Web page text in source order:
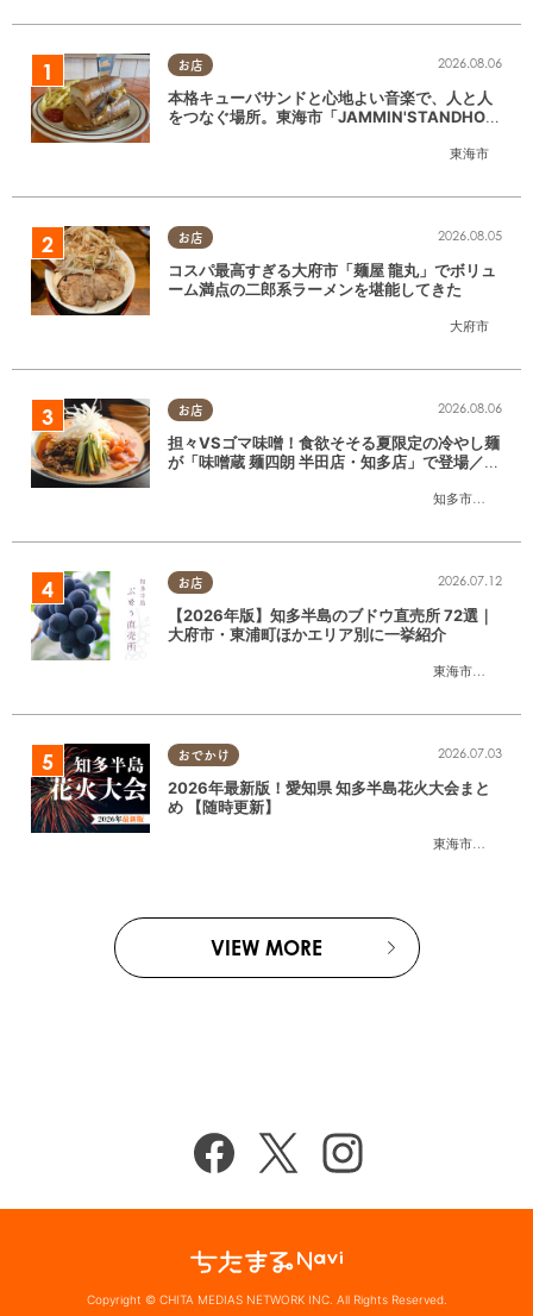
お店
東海市
2026.08.06
本格キューバサンドと心地よい音楽で、人と人
をつなぐ場所。東海市「JAMMIN'STANDHOU
お店
大府市
2026.08.05
コスパ最高すぎる大府市「麺屋 龍丸」でボリュ
ーム満点の二郎系ラーメンを堪能してきた
お店
知多市半田市
2026.08.06
担々VSゴマ味噌！食欲そそる夏限定の冷やし麺
が「味噌蔵 麺四朗 半田店・知多店」で登場／ち
お店
東海市大府市
2026.07.12
【2026年版】知多半島のブドウ直売所 72選｜
大府市・東浦町ほかエリア別に一挙紹介
おでかけ
東海市大府市
2026.07.03
2026年最新版！愛知県 知多半島花火大会まと
め 【随時更新】
VIEW MORE
Copyright © CHITA MEDIAS NETWORK INC. All Rights Reserved.